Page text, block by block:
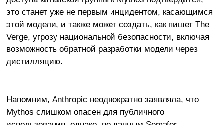
это станет уже не первым инцидентом, касающимся
этой модели, и также может создать, как пишет The
Verge, угрозу национальной безопасности, включая
возможность обратной разработки модели через
дистилляцию.
Напомним, Anthropic неоднократно заявляла, что
Mythos слишком опасен для публичного